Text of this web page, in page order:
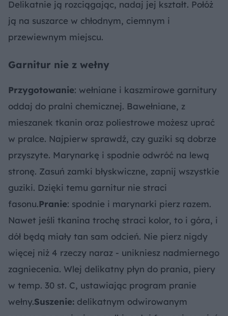
Delikatnie ją rozciągając, nadaj jej kształt. Połóż
ją na suszarce w chłodnym, ciemnym i
przewiewnym miejscu.
Garnitur nie z wełny
Przygotowanie: wełniane i kaszmirowe garnitury
oddaj do pralni chemicznej. Bawełniane, z
mieszanek tkanin oraz poliestrowe możesz uprać
w pralce. Najpierw sprawdź, czy guziki są dobrze
przyszyte. Marynarkę i spodnie odwróć na lewą
stronę. Zasuń zamki błyskwiczne, zapnij wszystkie
guziki. Dzięki temu garnitur nie straci
fasonu.Pranie: spodnie i marynarki pierz razem.
Nawet jeśli tkanina trochę straci kolor, to i góra, i
dół będą miały tan sam odcień. Nie pierz nigdy
więcej niż 4 rzeczy naraz - unikniesz nadmiernego
zagniecenia. Wlej delikatny płyn do prania, piery
w temp. 30 st. C, ustawiając program pranie
wełny.Suszenie: delikatnym odwirowanym